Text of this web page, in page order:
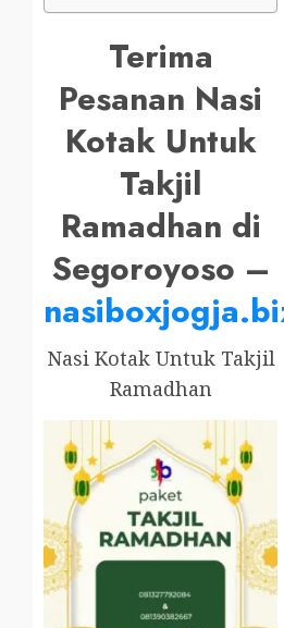
Terima
Pesanan Nasi
Kotak Untuk
Takjil
Ramadhan di
Segoroyoso –
Nasi Kotak Untuk Takjil
Ramadhan